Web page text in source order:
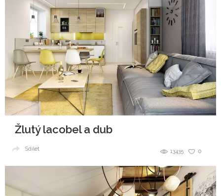
Žlutý lacobel a dub
0
13435
Sdílet